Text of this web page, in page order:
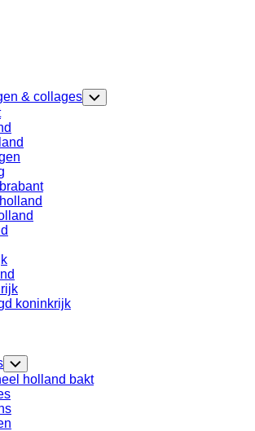
& collages Toggle
Child
koninkrijk
Toggle
Child
Menu
holland bakt